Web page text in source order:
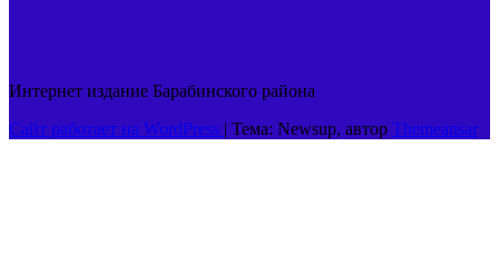
Интернет издание Барабинского района
Сайт работает на WordPress | Тема: Newsup, автор Themeansar